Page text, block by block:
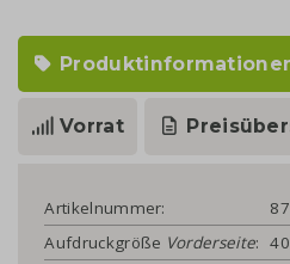
Vorrat
Artikelnummer:
Aufdruckgröße Vorderseite: